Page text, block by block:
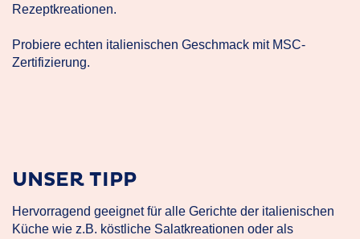
Rezeptkreationen.
Probiere echten italienischen Geschmack mit MSC-
Zertifizierung.
UNSER TIPP
Hervorragend geeignet für alle Gerichte der italienischen
Küche wie z.B. köstliche Salatkreationen oder als